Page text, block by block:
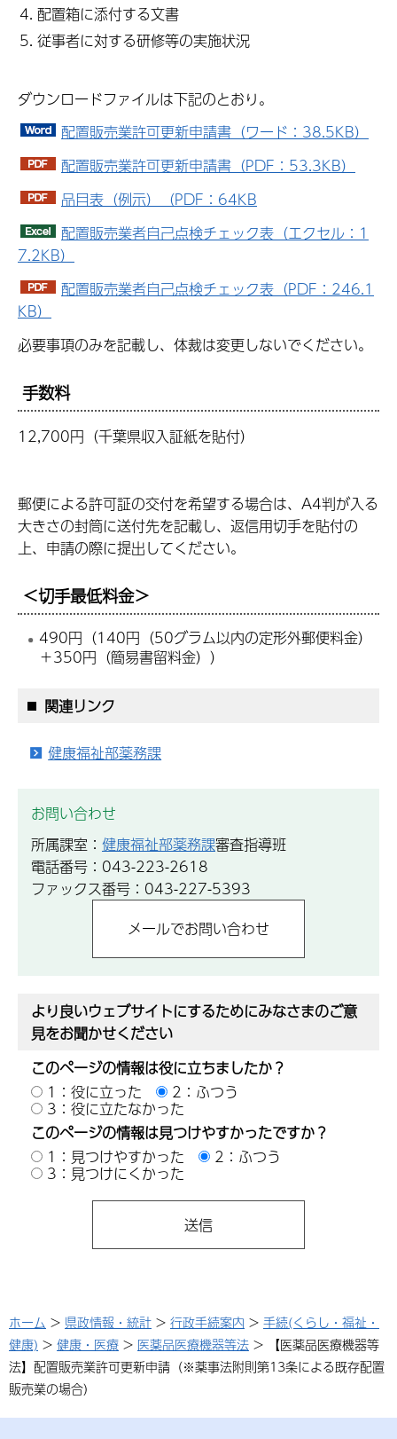
配置箱に添付する文書
従事者に対する研修等の実施状況
ダウンロードファイルは下記のとおり。
配置販売業許可更新申請書（ワード：38.5KB）
配置販売業許可更新申請書（PDF：53.3KB）
品目表（例示）（PDF：64KB
配置販売業者自己点検チェック表（エクセル：1
7.2KB）
配置販売業者自己点検チェック表（PDF：246.1
KB）
必要事項のみを記載し、体裁は変更しないでください。
手数料
12,700円（千葉県収入証紙を貼付）
郵便による許可証の交付を希望する場合は、A4判が入る
大きさの封筒に送付先を記載し、返信用切手を貼付の
上、申請の際に提出してください。
＜切手最低料金＞
490円（140円（50グラム以内の定形外郵便料金）
＋350円（簡易書留料金））
関連リンク
健康福祉部薬務課
お問い合わせ
所属課室： 健康福祉部薬務課審査指導班
電話番号：043-223-2618
ファックス番号：043-227-5393
より良いウェブサイトにするためにみなさまのご意
見をお聞かせください
このページの情報は役に立ちましたか？
1：役に立った
2：ふつう
3：役に立たなかった
このページの情報は見つけやすかったですか？
1：見つけやすかった
2：ふつう
3：見つけにくかった
ホーム > 県政情報・統計 > 行政手続案内 > 手続(くらし・福祉・
健康) > 健康・医療 > 医薬品医療機器等法 > 【医薬品医療機器等
法】配置販売業許可更新申請（※薬事法附則第13条による既存配置
販売業の場合）